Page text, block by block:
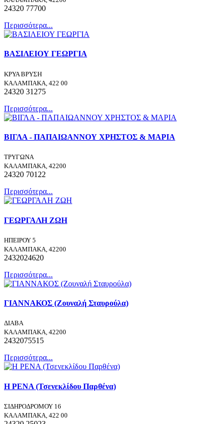
24320 77700
Περισσότερα...
ΒΑΣΙΛΕΙΟΥ ΓΕΩΡΓΙΑ
ΚΡΥΑ ΒΡΥΣΗ
ΚΑΛΑΜΠΑΚΑ, 422 00
24320 31275
Περισσότερα...
ΒΙΓΛΑ - ΠΑΠΑΙΩΑΝΝΟΥ ΧΡΗΣΤΟΣ & ΜΑΡΙΑ
ΤΡΥΓΩΝΑ
ΚΑΛΑΜΠΑΚΑ, 42200
24320 70122
Περισσότερα...
ΓΕΩΡΓΑΛΗ ΖΩΗ
ΗΠΕΙΡΟΥ 5
ΚΑΛΑΜΠΑΚΑ, 42200
2432024620
Περισσότερα...
ΓΙΑΝΝΑΚΟΣ (Ζουναλή Σταυρούλα)
ΔΙΑΒΑ
ΚΑΛΑΜΠΑΚΑ, 42200
2432075515
Περισσότερα...
Η ΡΕΝΑ (Τσενεκλίδου Παρθένα)
ΣΙΔΗΡΟΔΡΟΜΟΥ 16
ΚΑΛΑΜΠΑΚΑ, 422 00